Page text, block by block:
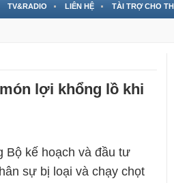
TV&RADIO LIÊN HỆ TÀI TRỢ CHO
lợi khổng lồ khi
Bộ kế hoạch và đầu tư
sự bị loại và chạy chọt